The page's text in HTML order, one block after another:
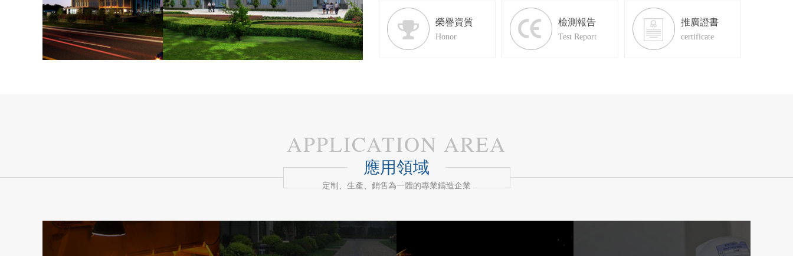
榮譽資質
Honor
檢測報告
Test Report
推廣證書
certificate
APPLICATION AREA
應用領域
定制、生產、銷售為一體的專業鑄造企業